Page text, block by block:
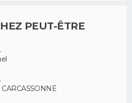
PEUT-ÊTRE